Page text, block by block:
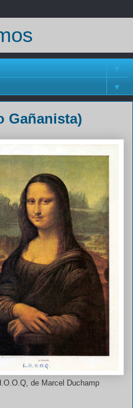
▼
▼
Gañanista)
de Marcel Duchamp